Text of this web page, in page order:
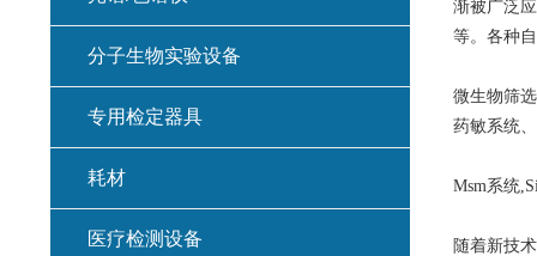
渐被广泛
等。各种
微生物筛
药敏系统
Msm系统
随着新技
分子生物实验设备
专用检定器具
耗材
医疗检测设备